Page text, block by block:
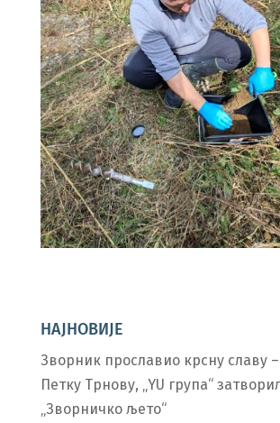
НАЈНОВИЈЕ
Зворник прославио крсну славу
Петку Трнову, „YU група“
„Зворничко љето“